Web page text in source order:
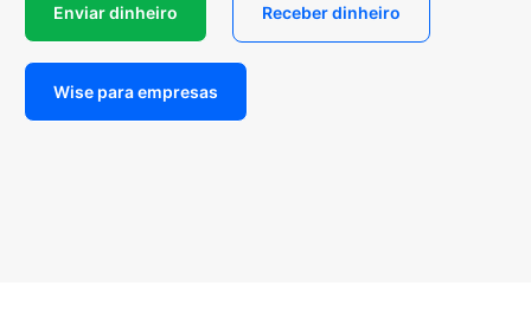
Enviar dinheiro Receber dinheiro
Wise para empresas